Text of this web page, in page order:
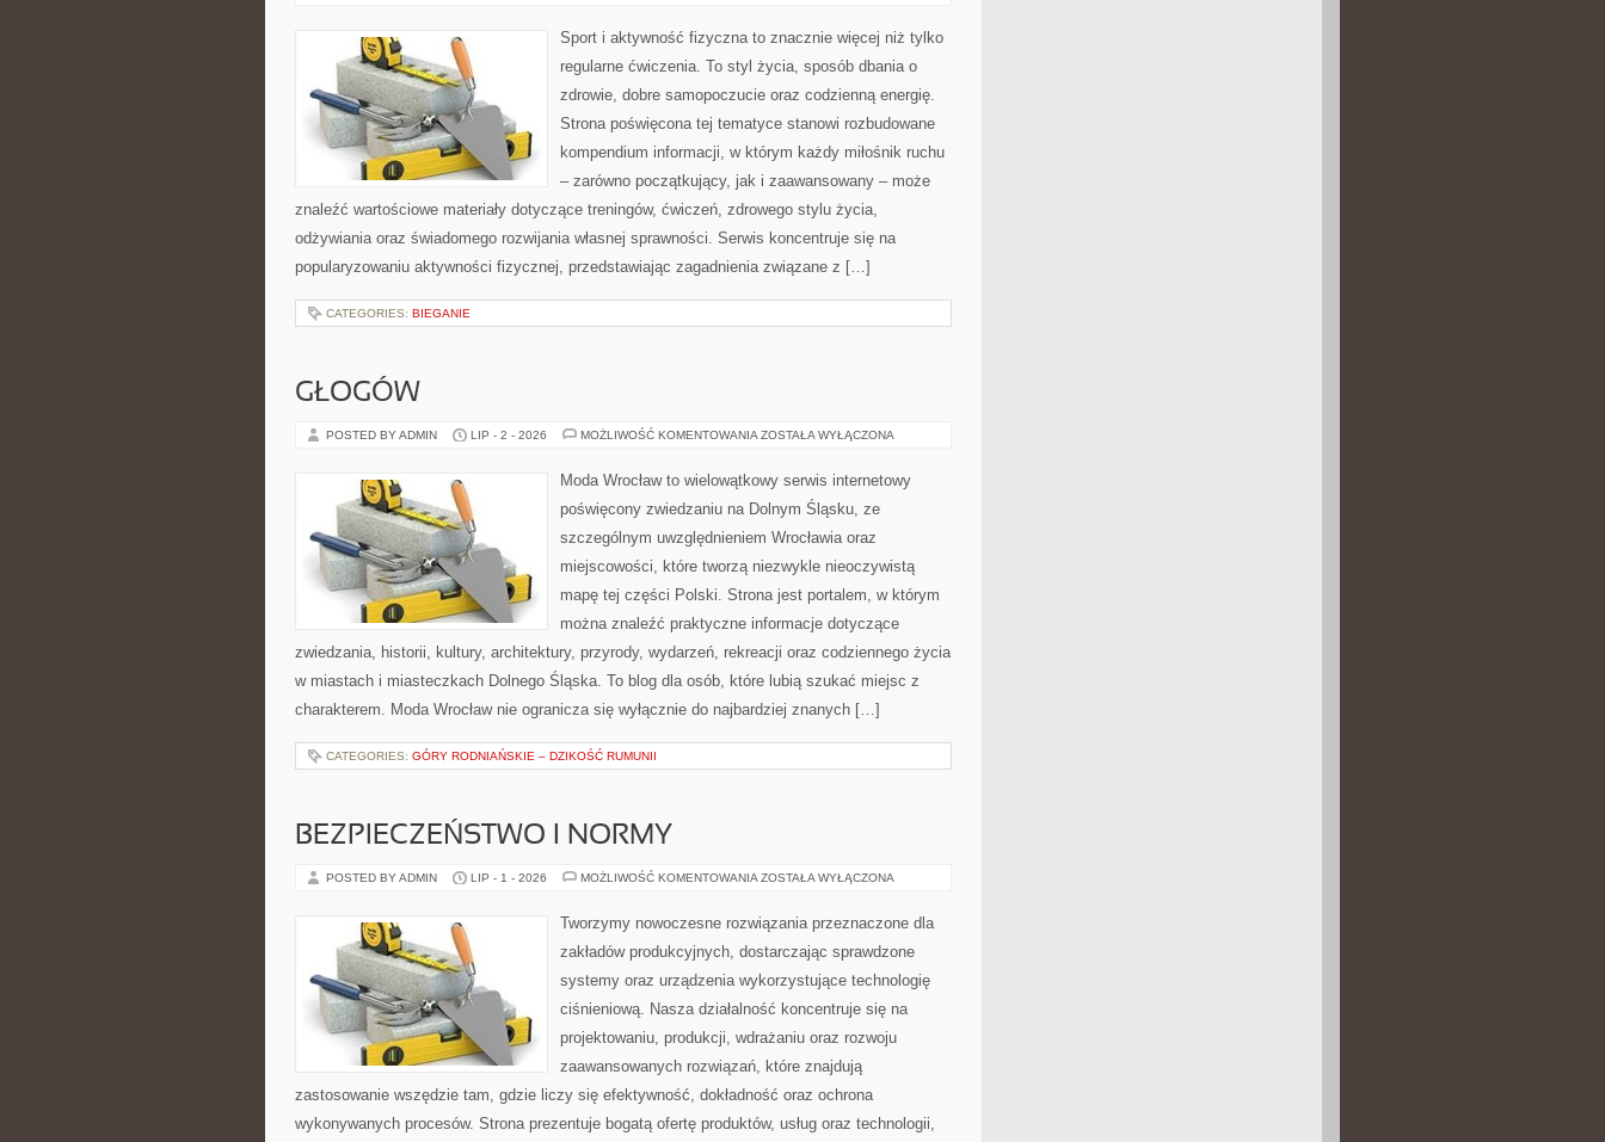
Sport i aktywność fizyczna to znacznie więcej niż tylko
regularne ćwiczenia. To styl życia, sposób dbania o
zdrowie, dobre samopoczucie oraz codzienną energię.
Strona poświęcona tej tematyce stanowi rozbudowane
kompendium informacji, w którym każdy miłośnik ruchu
– zarówno początkujący, jak i zaawansowany – może
znaleźć wartościowe materiały dotyczące treningów, ćwiczeń, zdrowego stylu życia,
odżywiania oraz świadomego rozwijania własnej sprawności. Serwis koncentruje się na
popularyzowaniu aktywności fizycznej, przedstawiając zagadnienia związane z […]
CATEGORIES: BIEGANIE
GŁOGÓW
POSTED BY ADMIN LIP - 2 - 2026 MOŻLIWOŚĆ KOMENTOWANIA GŁOGÓW
ZOSTAŁA WYŁĄCZONA
Moda Wrocław to wielowątkowy serwis internetowy
poświęcony zwiedzaniu na Dolnym Śląsku, ze
szczególnym uwzględnieniem Wrocławia oraz
miejscowości, które tworzą niezwykle nieoczywistą
mapę tej części Polski. Strona jest portalem, w którym
można znaleźć praktyczne informacje dotyczące
zwiedzania, historii, kultury, architektury, przyrody, wydarzeń, rekreacji oraz codziennego życia
w miastach i miasteczkach Dolnego Śląska. To blog dla osób, które lubią szukać miejsc z
charakterem. Moda Wrocław nie ogranicza się wyłącznie do najbardziej znanych […]
CATEGORIES: GÓRY RODNIAŃSKIE – DZIKOŚĆ RUMUNII
BEZPIECZEŃSTWO I NORMY
POSTED BY ADMIN LIP - 1 - 2026 MOŻLIWOŚĆ KOMENTOWANIA BEZPIECZEŃSTWO
ZOSTAŁA WYŁĄCZONA
Tworzymy nowoczesne rozwiązania przeznaczone dla
zakładów produkcyjnych, dostarczając sprawdzone
systemy oraz urządzenia wykorzystujące technologię
ciśnieniową. Nasza działalność koncentruje się na
projektowaniu, produkcji, wdrażaniu oraz rozwoju
zaawansowanych rozwiązań, które znajdują
zastosowanie wszędzie tam, gdzie liczy się efektywność, dokładność oraz ochrona
wykonywanych procesów. Strona prezentuje bogatą ofertę produktów, usług oraz technologii,